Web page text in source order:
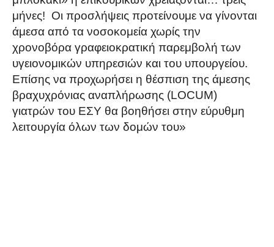
μήνες! Οι προσλήψεις προτείνουμε να γίνονται
άμεσα από τα νοσοκομεία χωρίς την
χρονοβόρα γραφειοκρατική παρεμβολή των
υγειονομικών υπηρεσιών και του υπουργείου.
Επίσης να προχωρήσει η θέσπιση της άμεσης
βραχυχρόνιας αναπλήρωσης (LOCUM)
γιατρών του ΕΣΥ θα βοηθήσει στην εύρυθμη
λειτουργία όλων των δομών του»